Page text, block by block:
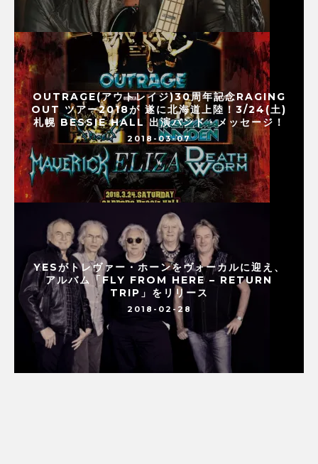
OUTRAGE(アウトレイジ)30周年記念RAGING
OUT ツアー2018が 遂に北海道上陸！3/24(土)
札幌 BESSIE HALL 出演バンド・メッセージ！
2018-03-07
YESがトレヴァー・ホーンをヴォーカルに迎え、
アルバム「FLY FROM HERE – RETURN
TRIP」をリリース
2018-02-28